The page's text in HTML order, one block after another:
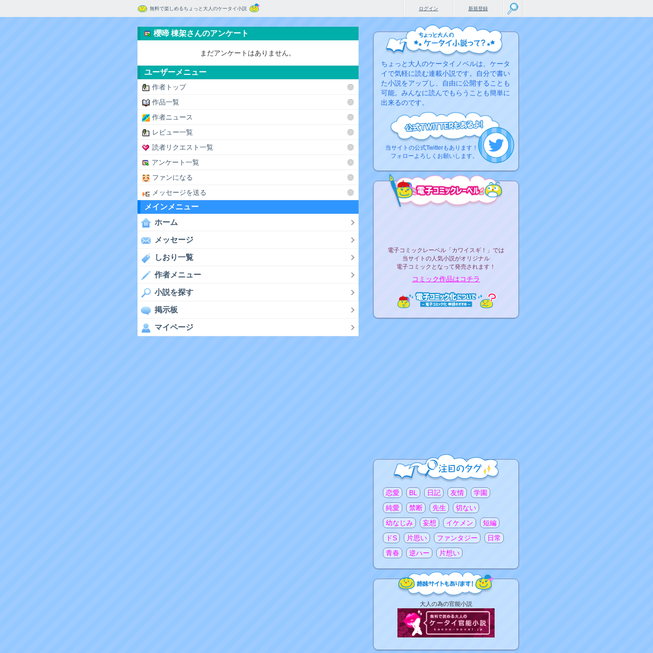
無料で楽しめるちょっと大人のケータイ小説 新規登録
ログイン
櫻啼 棟架さんのアンケート
まだアンケートはありません。
ユーザーメニュー
作者トップ
作品一覧
作者ニュース
レビュー一覧
読者リクエスト一覧
アンケート一覧
ファンになる
メッセージを送る
メインメニュー
ホーム
メッセージ
しおり一覧
作者メニュー
小説を探す
掲示板
マイページ
ちょっと大人のケータイノベルは、ケータ
イで気軽に読む連載小説です。自分で書い
た小説をアップし、自由に公開することも
可能。みんなに読んでもらうことも簡単に
出来るのです。
当サイトの公式Twitterもあります！
フォローよろしくお願いします。
電子コミックレーベル「カワイスギ！」では
当サイトの人気小説がオリジナル
電子コミックとなって発売されます！
コミック作品はコチラ
注目のタグ
恋愛 BL 日記 友情
学園
純愛
禁断 先生
切ない
幼なじみ
妄想 イケメン
短編
ドS
片思い ファンタジー
日常
青春
逆ハー 片想い
大人の為の官能小説